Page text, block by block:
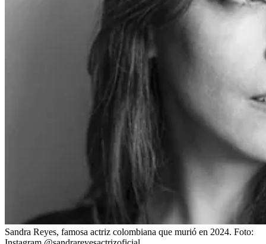
Sandra Reyes, famosa actriz colombiana que murió en 2024. Foto: